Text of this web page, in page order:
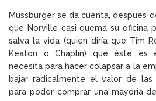
Mussburger se da cuenta, después
que Norville casi quema su oficina
salva la vida (quien diría que Tim
Keaton o Chaplin) que éste
necesita para hacer colapsar a la
bajar radicalmente el valor de las
para poder comprar una mayoría